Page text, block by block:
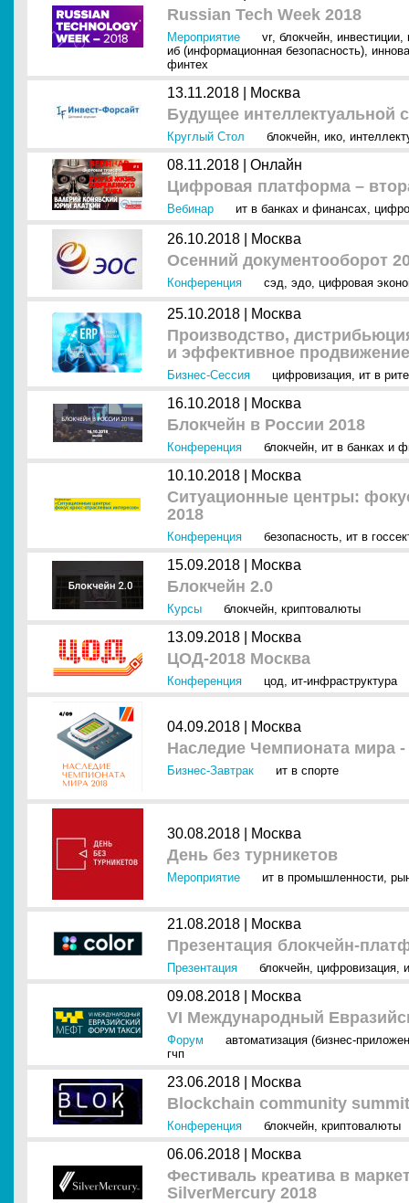
Russian Tech Week 2018
Мероприятие vr, блокчейн, инвестиции,
иб (информационная безопасность),
финтех
13.11.2018 | Москва
Будущее интеллектуальной
Круглый Стол блокчейн, ико,
08.11.2018 | Онлайн
Цифровая платформа –
Вебинар ит в банках и финансах,
26.10.2018 | Москва
Осенний документооборот
Конференция сэд, эдо, цифровая
25.10.2018 | Москва
Производство,
и эффективное продвижение
Бизнес-Сессия цифровизация, ит в
16.10.2018 | Москва
Блокчейн в России 2018
Конференция блокчейн, ит в банках и
10.10.2018 | Москва
Ситуационные центры:
2018
Конференция безопасность, ит в
15.09.2018 | Москва
Блокчейн 2.0
Курсы блокчейн, криптовалюты
13.09.2018 | Москва
ЦОД-2018 Москва
Конференция цод, ит-инфраструктура
04.09.2018 | Москва
Наследие Чемпионата мира -
Бизнес-Завтрак ит в спорте
30.08.2018 | Москва
День без турникетов
Мероприятие ит в промышленности,
21.08.2018 | Москва
Презентация блокчейн-
Презентация блокчейн, цифровизация,
09.08.2018 | Москва
VI Международный
Форум
автоматизация (бизнес-
гчп
23.06.2018 | Москва
Blockchain community summit
Конференция блокчейн, криптовалюты
06.06.2018 | Москва
Фестиваль креатива в
SilverMercury 2018